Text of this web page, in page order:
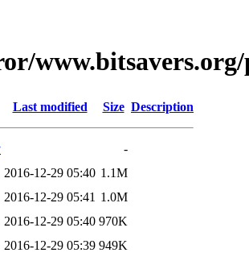
Last modified Size Description
-
2016-12-29 05:40 1.1M
2016-12-29 05:41 1.0M
2016-12-29 05:40 970K
2016-12-29 05:39 949K